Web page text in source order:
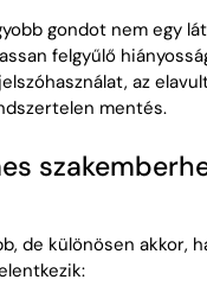
gondot nem egy
felgyűlő
az
mentés.
de különösen akkor,